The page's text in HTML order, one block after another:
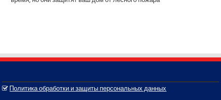
Политика обработки и защиты персональных данных